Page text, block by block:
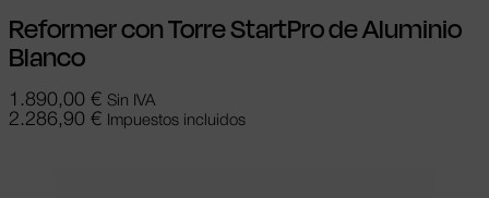
Reformer con Torre StartPro de Aluminio
Blanco
1.890,00 € Sin IVA
2.286,90 € Impuestos incluidos